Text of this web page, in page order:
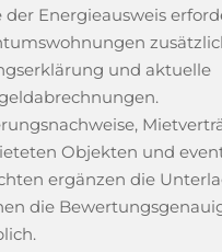
der Energieausweis
und aktuelle
Objekten und
ergänzen die
die